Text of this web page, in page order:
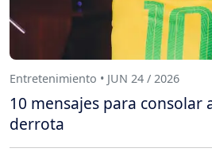
Entretenimiento • JUN 24 / 2026
10 mensajes para consolar
derrota